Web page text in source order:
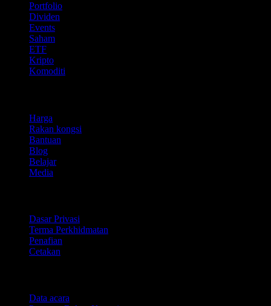
Portfolio
Dividen
Events
Saham
ETF
Kripto
Komoditi
Harga
Rakan kongsi
Bantuan
Blog
Belajar
Media
Dasar Privasi
Terma Perkhidmatan
Penafian
Cetakan
Data acara